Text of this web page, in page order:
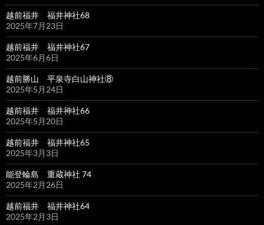
越前福井 福井神社68
2025年7月23日
越前福井 福井神社67
2025年6月6日
越前勝山 平泉寺白山神社⑧
2025年5月24日
越前福井 福井神社66
2025年5月20日
越前福井 福井神社65
2025年3月3日
能登輪島 重蔵神社 74
2025年2月26日
越前福井 福井神社64
2025年2月3日